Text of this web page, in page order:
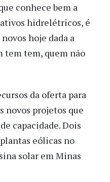
conhece bem a
hidrelétricos, é
hoje dada a
tem tem, quem não
da oferta para
novos projetos que
capacidade. Dois
eólicas no
solar em Minas